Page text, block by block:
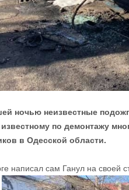
ночью неизвестные
известному по демонтажу
в Одесской области.
написал сам Ганул на своей